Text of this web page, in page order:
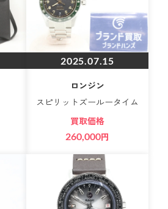
2025.07.15
ロンジン
スピリットズールータイム
買取価格
260,000円